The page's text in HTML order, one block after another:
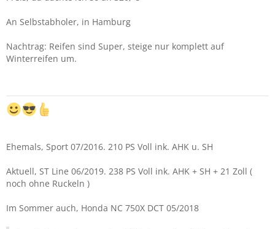
An Selbstabholer, in Hamburg
Nachtrag: Reifen sind Super, steige nur komplett auf
Winterreifen um.
Ehemals, Sport 07/2016. 210 PS Voll ink. AHK u. SH
Aktuell, ST Line 06/2019. 238 PS Voll ink. AHK + SH + 21 Zoll (
noch ohne Ruckeln )
Im Sommer auch, Honda NC 750X DCT 05/2018